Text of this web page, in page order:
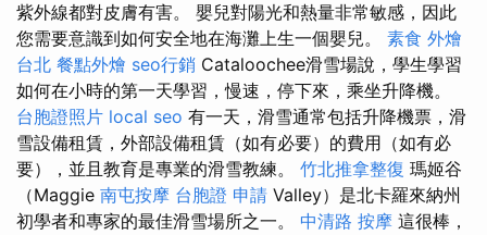
紫外線都對皮膚有害。 嬰兒對陽光和熱量非常敏感，因此
您需要意識到如何安全地在海灘上生一個嬰兒。 素食 外燴
台北 餐點外燴 seo行銷 Cataloochee滑雪場說，學生學習
如何在小時的第一天學習，慢速，停下來，乘坐升降機。
台胞證照片 local seo 有一天，滑雪通常包括升降機票，滑
雪設備租賃，外部設備租賃（如有必要）的費用（如有必
要），並且教育是專業的滑雪教練。 竹北推拿整復 瑪姬谷
（Maggie 南屯按摩 台胞證 申請 Valley）是北卡羅來納州
初學者和專家的最佳滑雪場所之一。 中清路 按摩 這很棒，